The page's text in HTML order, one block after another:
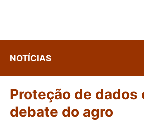
NOTÍCIAS
Proteção de dados
debate do agro